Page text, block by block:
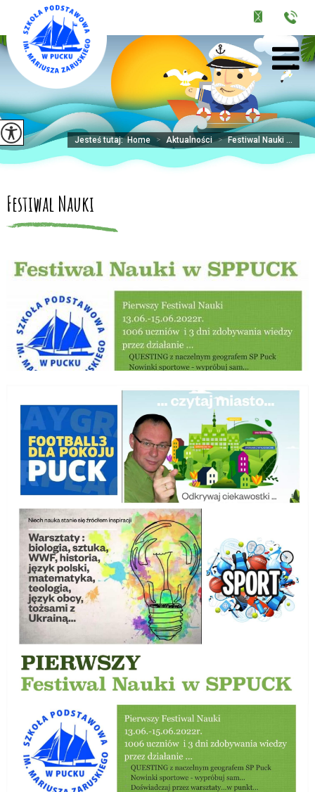
Jesteś tutaj:Home > Aktualności > Festiwal Nauki ...
Festiwal Nauki